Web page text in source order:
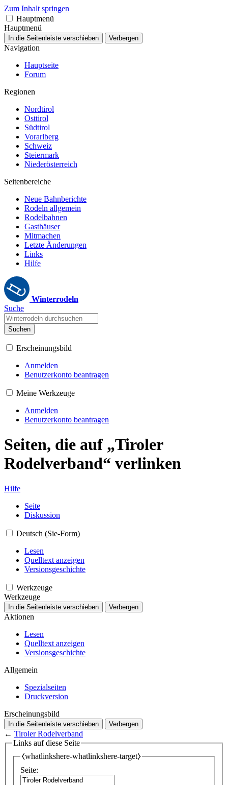
Zum Inhalt springen
Hauptmenü
Hauptmenü
In die Seitenleiste verschieben Verbergen
Navigation
Hauptseite
Forum
Regionen
Nordtirol
Osttirol
Südtirol
Vorarlberg
Schweiz
Steiermark
Niederösterreich
Seitenbereiche
Neue Bahnberichte
Rodeln allgemein
Rodelbahnen
Gasthäuser
Mitmachen
Letzte Änderungen
Links
Hilfe
Winterrodeln
Suche
Suchen
Erscheinungsbild
Anmelden
Benutzerkonto beantragen
Meine Werkzeuge
Anmelden
Benutzerkonto beantragen
Seiten, die auf „Tiroler
Rodelverband“ verlinken
Hilfe
Seite
Diskussion
Deutsch (Sie-Form)
Lesen
Quelltext anzeigen
Versionsgeschichte
Werkzeuge
Werkzeuge
In die Seitenleiste verschieben Verbergen
Aktionen
Lesen
Quelltext anzeigen
Versionsgeschichte
Allgemein
Spezialseiten
Druckversion
Erscheinungsbild
In die Seitenleiste verschieben Verbergen
← Tiroler Rodelverband
Links auf diese Seite
⧼whatlinkshere-whatlinkshere-target⧽
Seite: